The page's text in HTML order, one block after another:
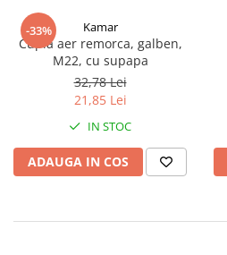
Volvo Aero
Volvo FH 2 Euro 4
Volvo FH 3 Euro 5
Volvo FH 4 Euro 6
Volvo Model FM
Lumini, Becuri, Proiectoare
Accesorii iluminare LED camioane
Bare LED (LED Bar) off-road, auto
Becuri auto
-33% Kamar
Cupla aer remorca, galben,
M22, cu supapa
32,78 Lei
21,85 Lei
IN STOC
ADAUGA IN COS